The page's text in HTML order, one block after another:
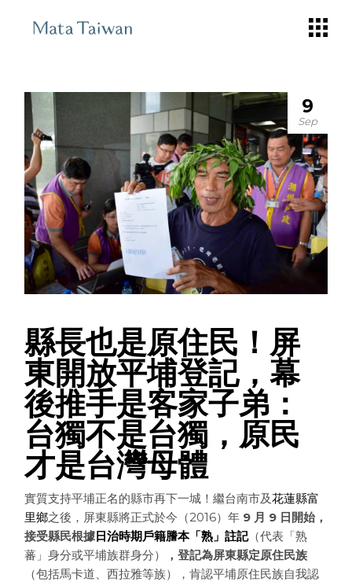
9
Sep
縣長也是原住民！屏
東開放平埔登記，幕
後推手是客家子弟：
台獨不是台獨，原民
才是台灣母體
實質支持平埔正名的縣市再下一城！繼台南市及花蓮縣富
里鄉之後，屏東縣將正式於今（2016）年 9 月 9 日開始，
接受縣民根據日治時期戶籍謄本「熟」註記（代表「熟
蕃」身分或平埔族群身分）
，登記為屏東縣定原住民族
（包括馬卡道、西拉雅等族），肯認平埔原住民族自我認